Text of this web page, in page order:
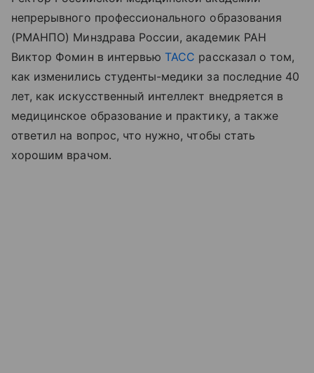
непрерывного профессионального образования
(РМАНПО) Минздрава России, академик РАН
Виктор Фомин в интервью ТАСС рассказал о том,
как изменились студенты-медики за последние 40
лет, как искусственный интеллект внедряется в
медицинское образование и практику, а также
ответил на вопрос, что нужно, чтобы стать
хорошим врачом.